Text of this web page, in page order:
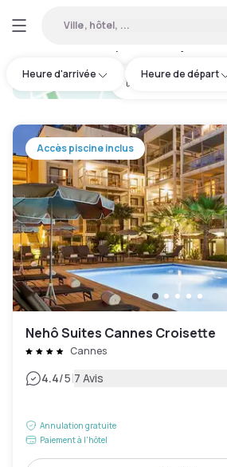
Ville, hôtel, ...
Heure d'arrivée Heure de départ
hotel.cta.view_map
Accès piscine inclus
Nehô Suites Cannes Croisette
Cannes
4.4/5|7 Avis
Annulation gratuite
Paiement à l'hôtel